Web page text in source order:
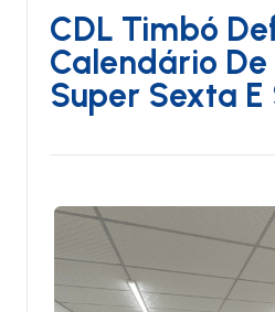
CDL Timbó
Calendário
Super Sexta